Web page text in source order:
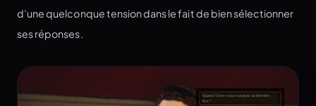
d’une quelconque tension dans le fait de bien sélectionner
ses réponses.